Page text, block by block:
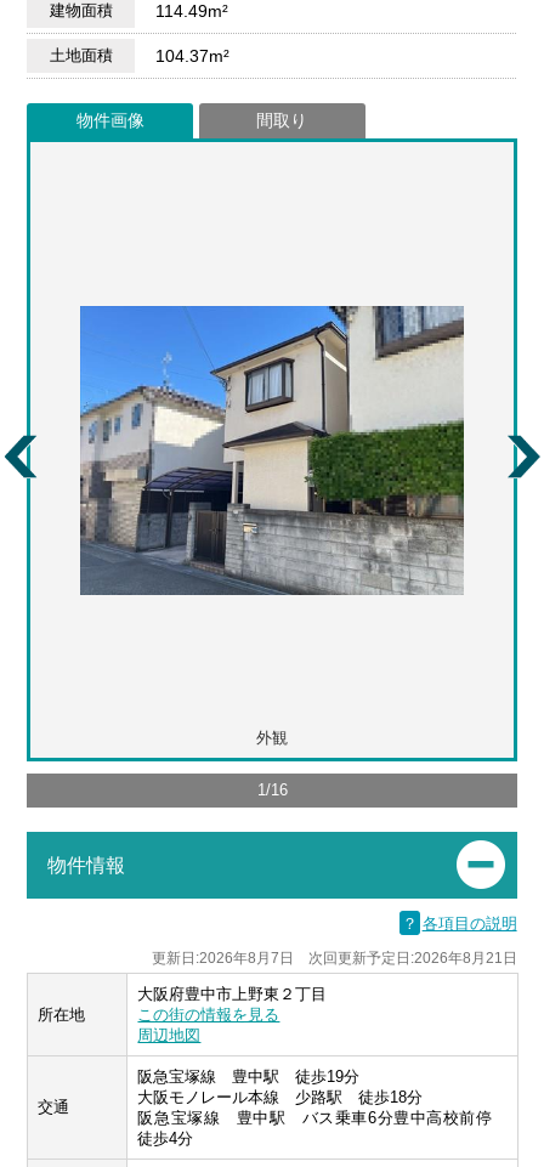
建物面積 114.49m²
土地面積 104.37m²
物件画像 間取り
外観
1/16
物件情報
？ 各項目の説明
更新日:2026年8月7日 次回更新予定日:2026年8月21日
所在地
大阪府豊中市上野東２丁目
この街の情報を見る
周辺地図
交通
阪急宝塚線 豊中駅 徒歩19分
大阪モノレール本線 少路駅 徒歩18分
阪急宝塚線 豊中駅 バス乗車6分豊中高校前停
徒歩4分